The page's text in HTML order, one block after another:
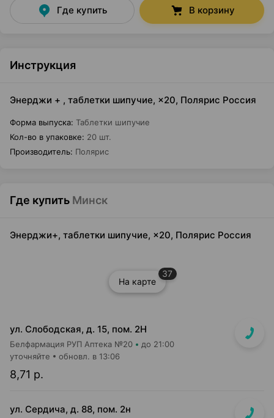
Где купить В корзину
Инструкция
Энерджи + , таблетки шипучие, ×20, Полярис Россия
Форма выпуска: Таблетки шипучие
Кол-во в упаковке: 20 шт.
Производитель: Полярис
Где купить Минск
Энерджи+, таблетки шипучие, ×20, Полярис Россия
На карте
37
ул. Слободская, д. 15, пом. 2Н
Белфармация РУП Аптека №20 до 21:00
8,71 р.
уточняйте обновл. в 13:06
ул. Сердича, д. 88, пом. 2н